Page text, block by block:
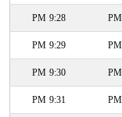
9:28 PM
9:29 PM
9:30 PM
9:31 PM